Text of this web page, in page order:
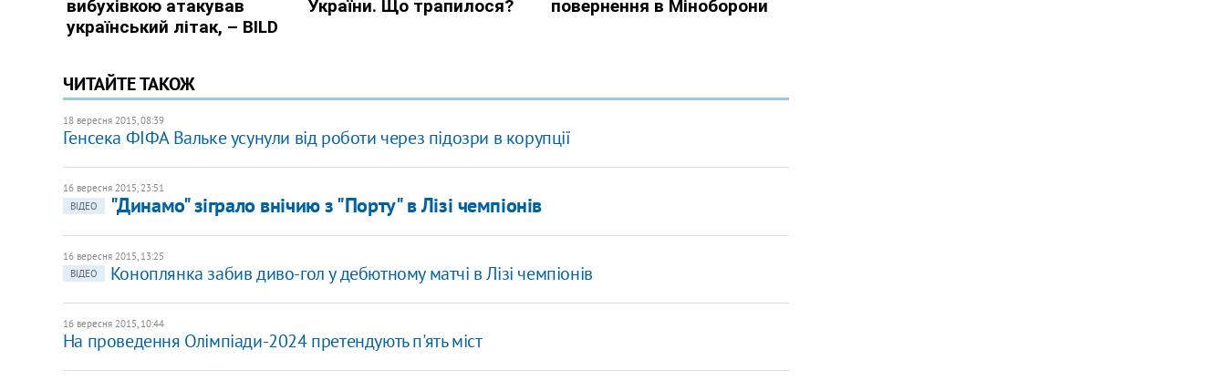
ЧИТАЙТЕ ТАКОЖ
18 вересня 2015, 08:39
Генсека ФІФА Вальке усунули від роботи через підозри в корупції
16 вересня 2015, 23:51
ВІДЕО
"Динамо" зіграло внічию з "Порту" в Лізі чемпіонів
16 вересня 2015, 13:25
ВІДЕО
Коноплянка забив диво-гол у дебютному матчі в Лізі чемпіонів
16 вересня 2015, 10:44
На проведення Олімпіади-2024 претендують п'ять міст